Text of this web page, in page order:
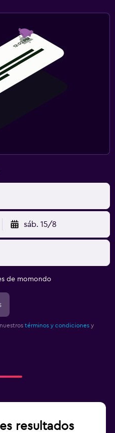
sáb. 15/8
de momondo
términos y condiciones y
resultados